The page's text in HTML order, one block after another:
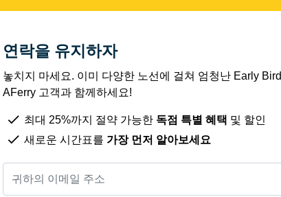
연락을 유지하자
놓치지 마세요. 이미 다양한 노선에 걸쳐 엄청난 Early
AFerry 고객과 함께하세요!
최대 25%까지 절약 가능한 독점 특별 혜택 및 할인
새로운 시간표를 가장 먼저 알아보세요